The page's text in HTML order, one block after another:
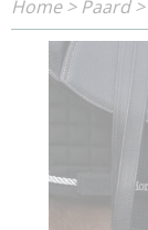
Home>Paard>